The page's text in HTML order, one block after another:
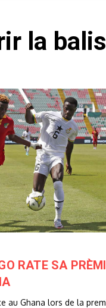
la
RATE SA
au Ghana lors de la